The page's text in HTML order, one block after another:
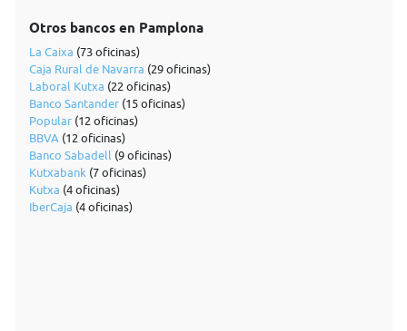
Otros bancos en Pamplona
La Caixa (73 oficinas)
Caja Rural de Navarra (29 oficinas)
Laboral Kutxa (22 oficinas)
Banco Santander (15 oficinas)
Popular (12 oficinas)
BBVA (12 oficinas)
Banco Sabadell (9 oficinas)
Kutxabank (7 oficinas)
Kutxa (4 oficinas)
IberCaja (4 oficinas)